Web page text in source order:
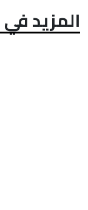
المزيد